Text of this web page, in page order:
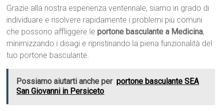
Grazie alla nostra esperienza ventennale, siamo in grado di
individuare e risolvere rapidamente i problemi più comuni
che possono affliggere leportone basculante a Medicina,
minimizzando i disagi e ripristinando la piena funzionalità del
tuo portone basculante.
Possiamo aiutarti anche per portone basculante SEA
San Giovanni in Persiceto